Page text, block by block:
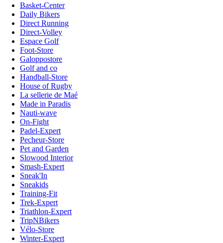
Basket-Center
Daily Bikers
Direct Running
Direct-Volley
Espace Golf
Foot-Store
Galoppostore
Golf and co
Handball-Store
House of Rugby
La sellerie de Maé
Made in Paradis
Nauti-wave
On-Fight
Padel-Expert
Pecheur-Store
Pet and Garden
Slowood Interior
Smash-Expert
Sneak'In
Sneakids
Training-Fit
Trek-Expert
Triathlon-Expert
TripNBikers
Vélo-Store
Winter-Expert